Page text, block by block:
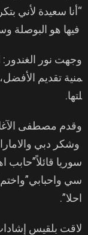
“أنا سعيدة لأني
فيها هو البوصلة
وجهت نور
منية تقديم
لتها.
وقدم مصطفى
وشكر دبي
سوريا قائلاً”حابب
سي واحبابي”واختم
احلا”.
لاقت بلقيس